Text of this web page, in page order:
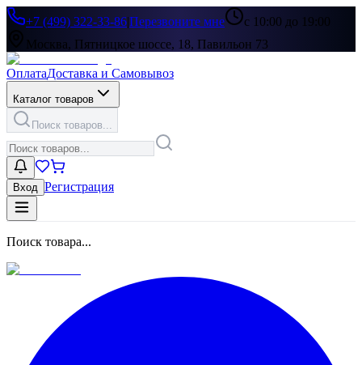
+7 (499) 322-33-86|Перезвоните мне
с 10:00 до 19:00
Москва, Пятницкое шоссе, 18, Павильон 73
ОплатаДоставка и Самовывоз
Каталог товаров
Поиск товаров...
Вход Регистрация
Поиск товара...